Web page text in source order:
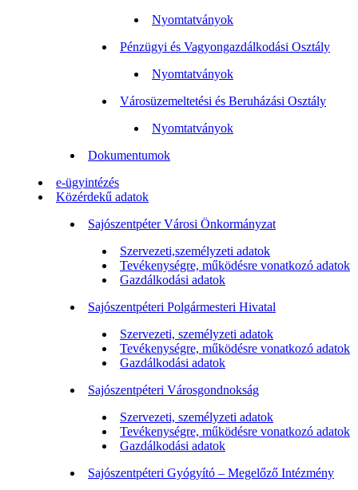
Nyomtatványok
Pénzügyi és Vagyongazdálkodási Osztály
Nyomtatványok
Városüzemeltetési és Beruházási Osztály
Nyomtatványok
Dokumentumok
e-ügyintézés
Közérdekű adatok
Sajószentpéter Városi Önkormányzat
Szervezeti,személyzeti adatok
Tevékenységre, működésre vonatkozó adatok
Gazdálkodási adatok
Sajószentpéteri Polgármesteri Hivatal
Szervezeti, személyzeti adatok
Tevékenységre, működésre vonatkozó adatok
Gazdálkodási adatok
Sajószentpéteri Városgondnokság
Szervezeti, személyzeti adatok
Tevékenységre, működésre vonatkozó adatok
Gazdálkodási adatok
Sajószentpéteri Gyógyító – Megelőző Intézmény